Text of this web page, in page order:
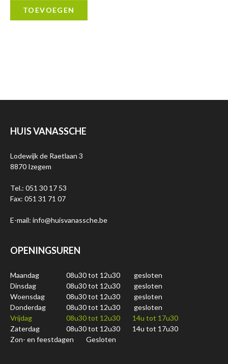
TOEVOEGEN
HUIS VANASSCHE
Lodewijk de Raetlaan 3
8870 Izegem
Tel.: 051 30 17 53
Fax: 051 31 71 07
E-mail: info@huisvanassche.be
OPENINGSUREN
Maandag 08u30 tot 12u30
gesloten
Dinsdag
08u30 tot 12u30
gesloten
Woensdag
08u30 tot 12u30
gesloten
Donderdag
08u30 tot 12u30
gesloten
Vrijdag
08u30 tot 12u30
14u tot 17u30
Zaterdag
08u30 tot 12u30
14u tot 17u30
Zon- en feestdagen
Gesloten